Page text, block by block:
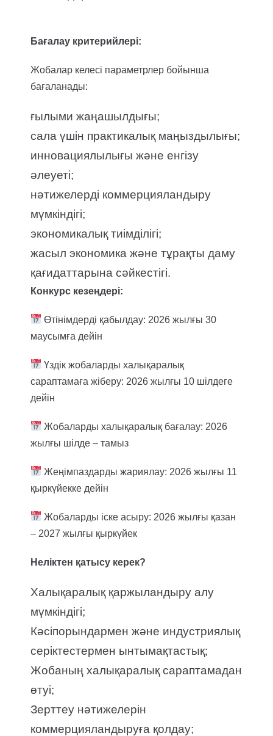
Бағалау критерийлері:
Жобалар келесі параметрлер бойынша
бағаланады:
ғылыми жаңашылдығы;
сала үшін практикалық маңыздылығы;
инновациялылығы және енгізу
әлеуеті;
нәтижелерді коммерцияландыру
мүмкіндігі;
экономикалық тиімділігі;
жасыл экономика және тұрақты даму
қағидаттарына сәйкестігі.
Конкурс кезеңдері:
Өтінімдерді қабылдау: 2026 жылғы 30
маусымға дейін
Үздік жобаларды халықаралық
сараптамаға жіберу: 2026 жылғы 10 шілдеге
дейін
Жобаларды халықаралық бағалау: 2026
жылғы шілде – тамыз
Жеңімпаздарды жариялау: 2026 жылғы 11
қыркүйекке дейін
Жобаларды іске асыру: 2026 жылғы қазан
– 2027 жылғы қыркүйек
Неліктен қатысу керек?
Халықаралық қаржыландыру алу
мүмкіндігі;
Кәсіпорындармен және индустриялық
серіктестермен ынтымақтастық;
Жобаның халықаралық сараптамадан
өтуі;
Зерттеу нәтижелерін
коммерцияландыруға қолдау;